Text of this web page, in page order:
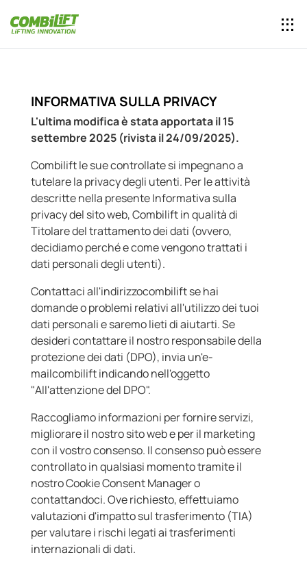
INFORMATIVA SULLA PRIVACY
L'ultima modifica è stata apportata il 15
settembre 2025 (rivista il 24/09/2025).
Combilift le sue controllate si impegnano a
tutelare la privacy degli utenti. Per le attività
descritte nella presente Informativa sulla
privacy del sito web, Combilift in qualità di
Titolare del trattamento dei dati (ovvero,
decidiamo perché e come vengono trattati i
dati personali degli utenti).
Contattaci all'indirizzocombilift se hai
domande o problemi relativi all'utilizzo dei tuoi
dati personali e saremo lieti di aiutarti. Se
desideri contattare il nostro responsabile della
protezione dei dati (DPO), invia un'e-
mailcombilift indicando nell'oggetto
"All'attenzione del DPO".
Raccogliamo informazioni per fornire servizi,
migliorare il nostro sito web e per il marketing
con il vostro consenso. Il consenso può essere
controllato in qualsiasi momento tramite il
nostro Cookie Consent Manager o
contattandoci. Ove richiesto, effettuiamo
valutazioni d'impatto sul trasferimento (TIA)
per valutare i rischi legati ai trasferimenti
internazionali di dati.